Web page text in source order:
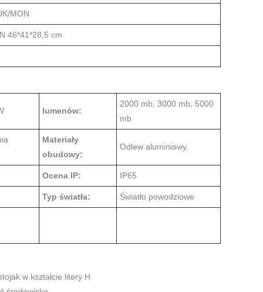
MON
46*41*28,5 cm
lumenów:
2000 mb, 3000 mb, 5000
mb
Materiały
obudowy:
Odlew aluminiowy.
Ocena IP: IP65
Typ światła: Światło powodziowe
w kształcie litery H